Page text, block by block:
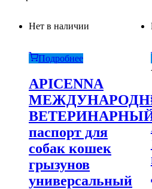
Нет в наличии
Подробнее
APICENNA
паспорт для
собак кошек
грызунов
универсальный